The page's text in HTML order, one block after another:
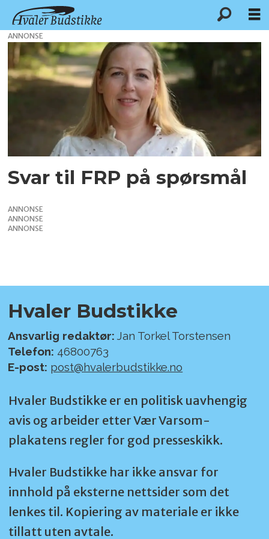
Tag:
hvaler
ANNONSE
Svar til FRP på spørsmål
ANNONSE
ANNONSE
ANNONSE
Hvaler Budstikke
Ansvarlig redaktør: Jan Torkel Torstensen
Telefon: 46800763
E-post: post@hvalerbudstikke.no
Hvaler Budstikke er en politisk uavhengig
avis og arbeider etter Vær Varsom-
plakatens regler for god presseskikk.
Hvaler Budstikke har ikke ansvar for
innhold på eksterne nettsider som det
lenkes til. Kopiering av materiale er ikke
tillatt uten avtale.